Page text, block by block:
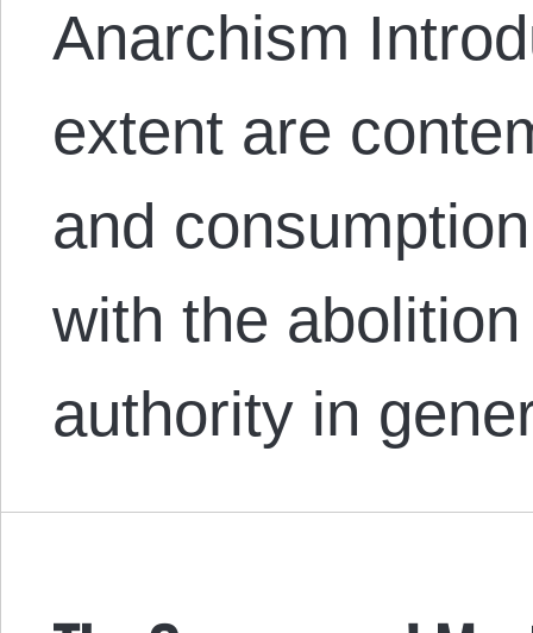
Anarchism
extent are
and
with the
authority in